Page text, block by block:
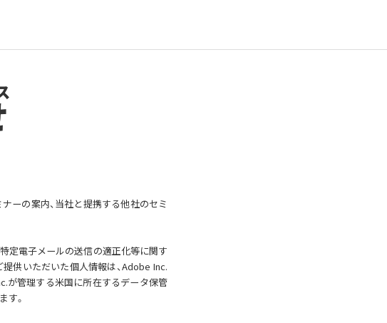
ーの案内、当社と提携する他社のセミ
特定電子メールの送信の適正化等に関す
提供いただいた個人情報は、Adobe Inc.
が管理する米国に所在するデータ保管
す。